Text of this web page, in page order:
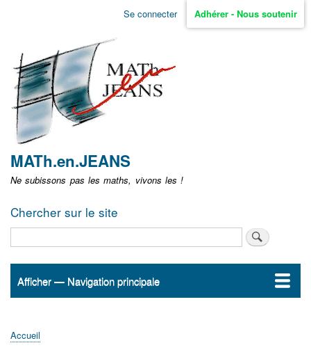
Aller
non
identifié
Se connecter Adhérer - Nous soutenir
MATh.en.JEANS
Ne subissons pas les maths, vivons les !
Chercher sur le site
Navigation
Afficher — Navigation principale
Accueil
ActualitésMATh.en.JEANS ?
Régions et Ateliers
Créer, gérer un atelier
Sujets/Publications
Congrès
Accueil